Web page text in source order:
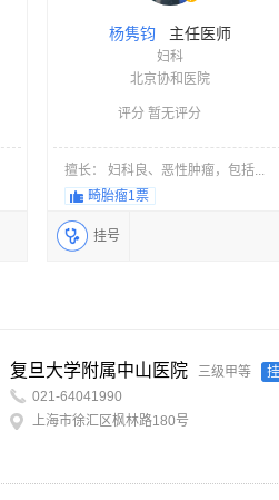
杨隽钧 主任医师
妇科
北京协和医院
评分 暂无评分
擅长： 妇科良、恶性肿瘤，包括...
畸胎瘤1票
挂号
复旦大学附属中山医院 三级甲等
021-64041990
上海市徐汇区枫林路180号